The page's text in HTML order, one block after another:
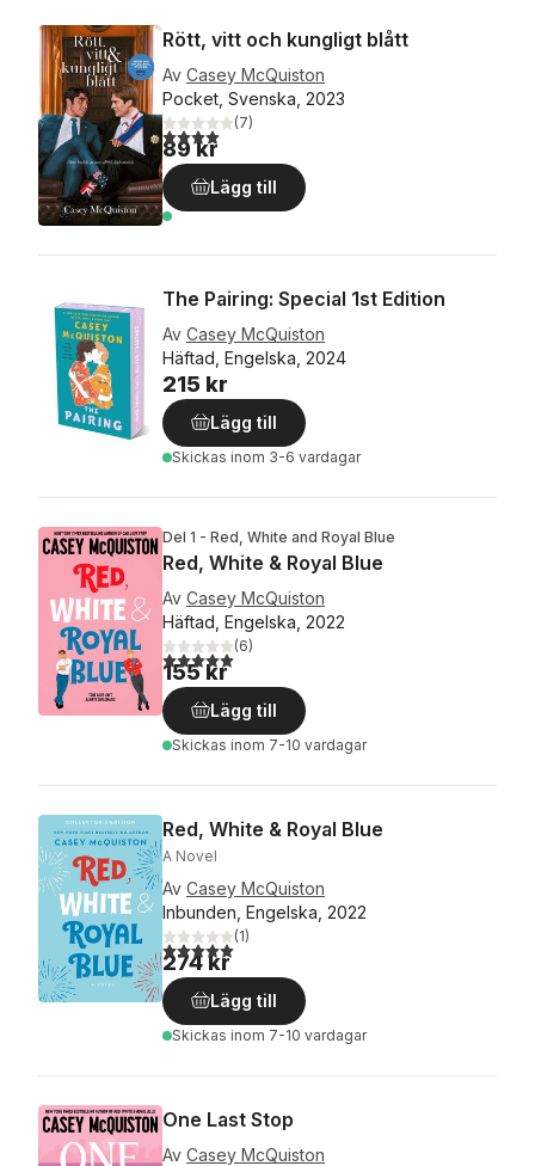
Rött, vitt och kungligt blått
Av Casey McQuiston
Pocket, Svenska, 2023
4,0utav 5 stjärnor. Totalt antal röster:
(7)
89 kr
Lägg till
The Pairing: Special 1st Edition
Av Casey McQuiston
Häftad, Engelska, 2024
215 kr
Lägg till
Skickas inom 3-6 vardagar
Del 1 - Red, White and Royal Blue
Red, White & Royal Blue
Av Casey McQuiston
Häftad, Engelska, 2022
5,0utav 5 stjärnor. Totalt antal röster:
(6)
155 kr
Lägg till
Skickas inom 7-10 vardagar
Red, White & Royal Blue
A Novel
Av Casey McQuiston
Inbunden, Engelska, 2022
5,0utav 5 stjärnor. Totalt antal röster:
(1)
274 kr
Lägg till
Skickas inom 7-10 vardagar
One Last Stop
Av Casey McQuiston